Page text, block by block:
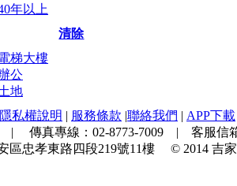
年以上
清除
梯大樓
公
地
隱私權說明 | 服務條款 |聯絡我們 | APP下載
| 傳真專線： 02-8773-7009 | 客服信
區忠孝東路四段219號11樓 © 2014 吉